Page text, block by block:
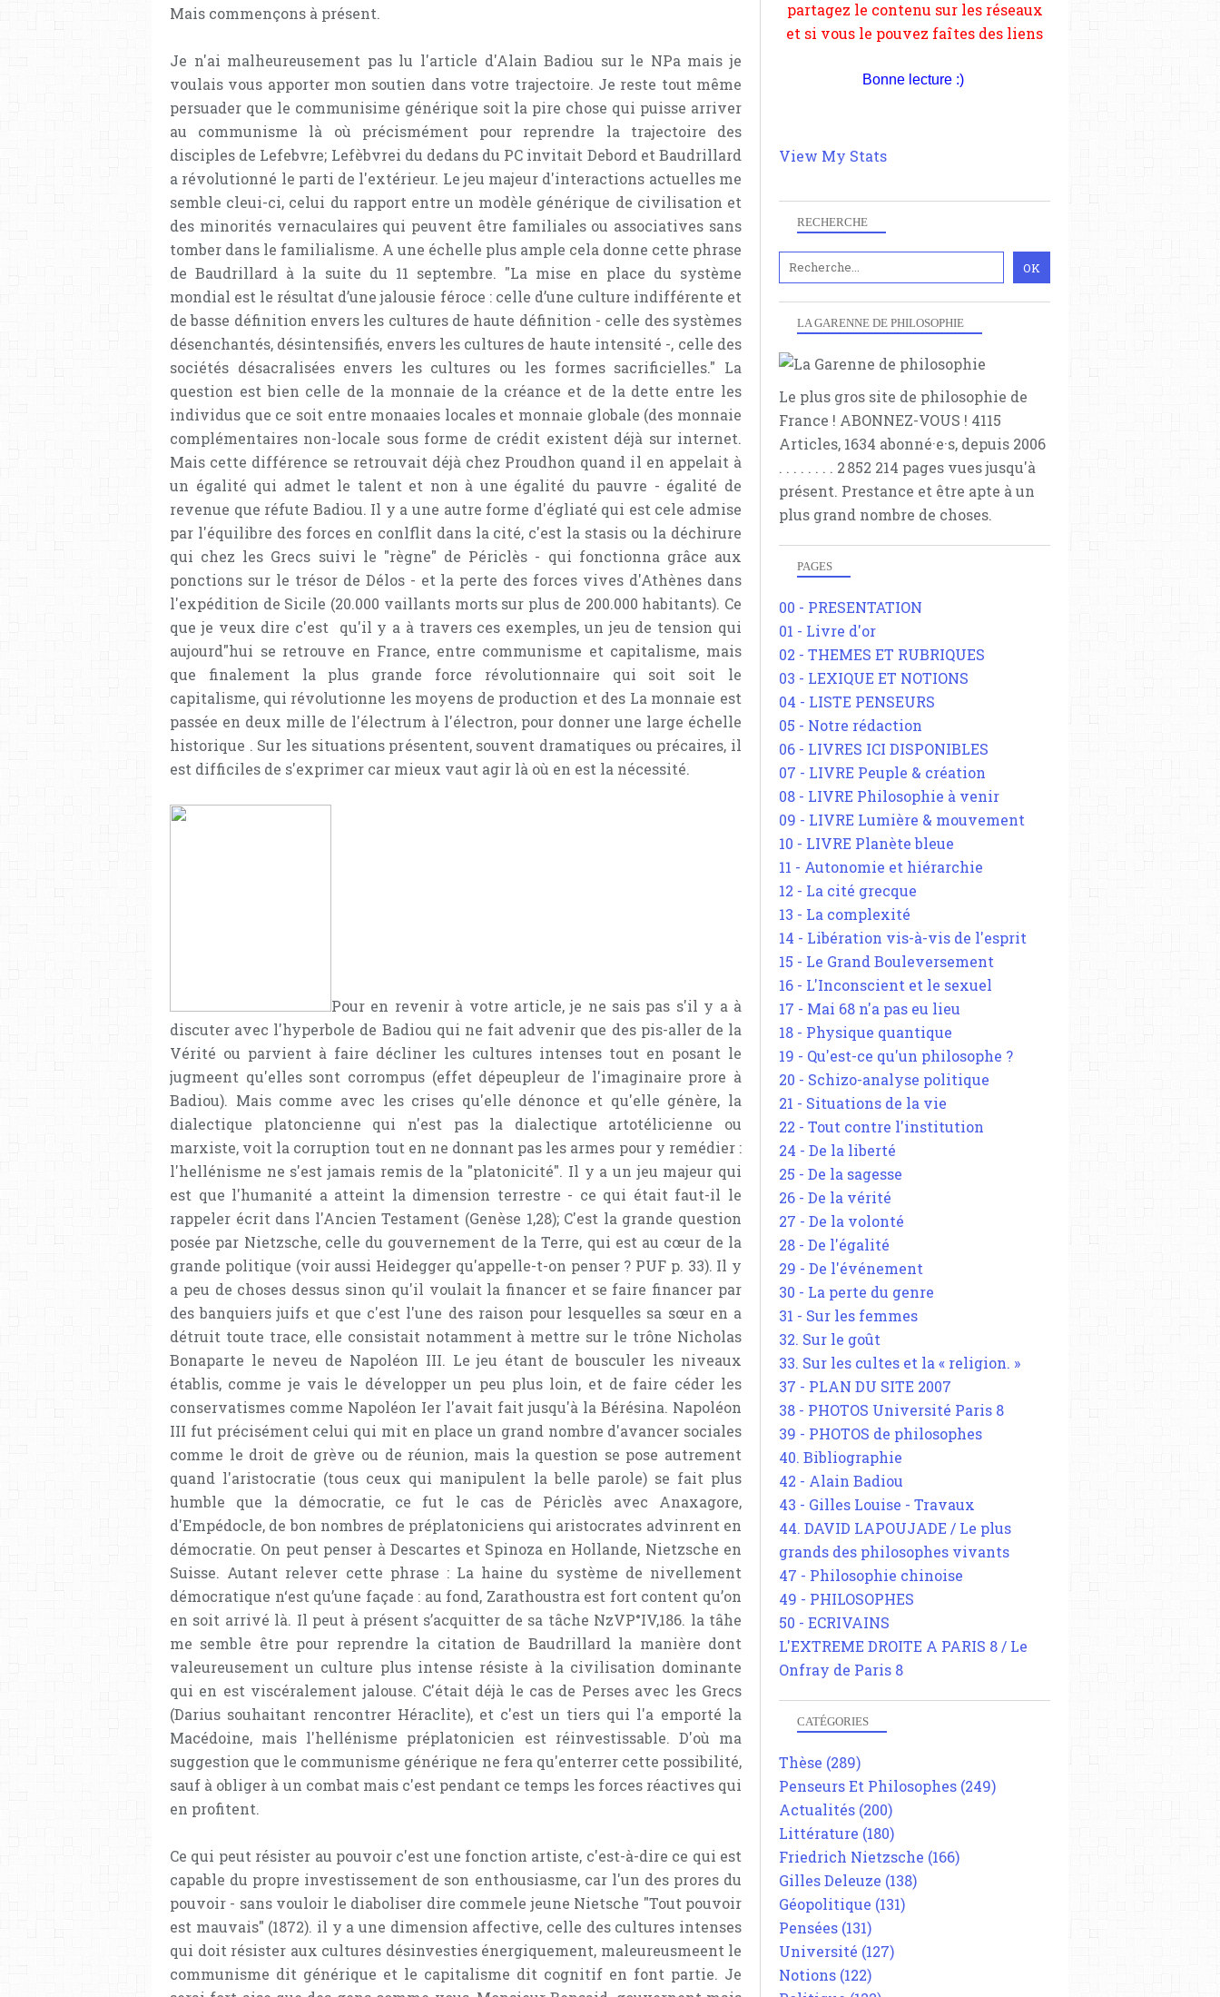
Mais commençons à présent.
Je n'ai malheureusement pas lu l'article d'Alain Badiou sur le NPa mais je
voulais vous apporter mon soutien dans votre trajectoire. Je reste tout même
persuader que le communisime générique soit la pire chose qui puisse arriver
au communisme là où précismément pour reprendre la trajectoire des
disciples de Lefebvre; Lefèbvrei du dedans du PC invitait Debord et Baudrillard
a révolutionné le parti de l'extérieur. Le jeu majeur d'interactions actuelles me
semble cleui-ci, celui du rapport entre un modèle générique de civilisation et
des minorités vernaculaires qui peuvent être familiales ou associatives sans
tomber dans le familialisme. A une échelle plus ample cela donne cette phrase
de Baudrillard à la suite du 11 septembre. "La mise en place du système
mondial est le résultat d’une jalousie féroce : celle d’une culture indifférente et
de basse définition envers les cultures de haute définition - celle des systèmes
désenchantés, désintensifiés, envers les cultures de haute intensité -, celle des
sociétés désacralisées envers les cultures ou les formes sacrificielles." La
question est bien celle de la monnaie de la créance et de la dette entre les
individus que ce soit entre monaaies locales et monnaie globale (des monnaie
complémentaires non-locale sous forme de crédit existent déjà sur internet.
Mais cette différence se retrouvait déjà chez Proudhon quand il en appelait à
un égalité qui admet le talent et non à une égalité du pauvre - égalité de
revenue que réfute Badiou. Il y a une autre forme d'égliaté qui est cele admise
par l'équilibre des forces en conlflit dans la cité, c'est la stasis ou la déchirure
qui chez les Grecs suivi le "règne" de Périclès - qui fonctionna grâce aux
ponctions sur le trésor de Délos - et la perte des forces vives d'Athènes dans
l'expédition de Sicile (20.000 vaillants morts sur plus de 200.000 habitants). Ce
que je veux dire c'est qu'il y a à travers ces exemples, un jeu de tension qui
aujourd"hui se retrouve en France, entre communisme et capitalisme, mais
que finalement la plus grande force révolutionnaire qui soit soit le
capitalisme, qui révolutionne les moyens de production et des La monnaie est
passée en deux mille de l'électrum à l'électron, pour donner une large échelle
historique . Sur les situations présentent, souvent dramatiques ou précaires, il
est difficiles de s'exprimer car mieux vaut agir là où en est la nécessité.
Pour en revenir à votre article, je ne sais pas s'il y a à
discuter avec l'hyperbole de Badiou qui ne fait advenir que des pis-aller de la
Vérité ou parvient à faire décliner les cultures intenses tout en posant le
jugmeent qu'elles sont corrompus (effet dépeupleur de l'imaginaire prore à
Badiou). Mais comme avec les crises qu'elle dénonce et qu'elle génère, la
dialectique platoncienne qui n'est pas la dialectique artotélicienne ou
marxiste, voit la corruption tout en ne donnant pas les armes pour y remédier :
l'hellénisme ne s'est jamais remis de la "platonicité". Il y a un jeu majeur qui
est que l'humanité a atteint la dimension terrestre - ce qui était faut-il le
rappeler écrit dans l'Ancien Testament (Genèse 1,28); C'est la grande question
posée par Nietzsche, celle du gouvernement de la Terre, qui est au cœur de la
grande politique (voir aussi Heidegger qu'appelle-t-on penser ? PUF p. 33). Il y
a peu de choses dessus sinon qu'il voulait la financer et se faire financer par
des banquiers juifs et que c'est l'une des raison pour lesquelles sa sœur en a
détruit toute trace, elle consistait notamment à mettre sur le trône Nicholas
Bonaparte le neveu de Napoléon III. Le jeu étant de bousculer les niveaux
établis, comme je vais le développer un peu plus loin, et de faire céder les
conservatismes comme Napoléon Ier l'avait fait jusqu'à la Bérésina. Napoléon
III fut précisément celui qui mit en place un grand nombre d'avancer sociales
comme le droit de grève ou de réunion, mais la question se pose autrement
quand l'aristocratie (tous ceux qui manipulent la belle parole) se fait plus
humble que la démocratie, ce fut le cas de Périclès avec Anaxagore,
d'Empédocle, de bon nombres de préplatoniciens qui aristocrates advinrent en
démocratie. On peut penser à Descartes et Spinoza en Hollande, Nietzsche en
Suisse. Autant relever cette phrase : La haine du système de nivellement
démocratique n‘est qu’une façade : au fond, Zarathoustra est fort content qu’on
en soit arrivé là. Il peut à présent s’acquitter de sa tâche NzVP°IV,186. la tâhe
me semble être pour reprendre la citation de Baudrillard la manière dont
valeureusement un culture plus intense résiste à la civilisation dominante
qui en est viscéralement jalouse. C'était déjà le cas de Perses avec les Grecs
(Darius souhaitant rencontrer Héraclite), et c'est un tiers qui l'a emporté la
Macédoine, mais l'hellénisme préplatonicien est réinvestissable. D'où ma
suggestion que le communisme générique ne fera qu'enterrer cette possibilité,
sauf à obliger à un combat mais c'est pendant ce temps les forces réactives qui
en profitent.
Ce qui peut résister au pouvoir c'est une fonction artiste, c'est-à-dire ce qui est
capable du propre investissement de son enthousiasme, car l'un des prores du
pouvoir - sans vouloir le diaboliser dire commele jeune Nietsche "Tout pouvoir
est mauvais" (1872). il y a une dimension affective, celle des cultures intenses
qui doit résister aux cultures désinvesties énergiquement, maleureusmeent le
communisme dit générique et le capitalisme dit cognitif en font partie. Je
RECHERCHE
LA GARENNE DE PHILOSOPHIE
Le plus gros site de philosophie de
France ! ABONNEZ-VOUS ! 4115
Articles, 1634 abonné·e·s, depuis 2006
. . . . . . . . 2 852 214 pages vues jusqu'à
présent. Prestance et être apte à un
plus grand nombre de choses.
PAGES
00 - PRESENTATION
01 - Livre d'or
02 - THEMES ET RUBRIQUES
03 - LEXIQUE ET NOTIONS
04 - LISTE PENSEURS
05 - Notre rédaction
06 - LIVRES ICI DISPONIBLES
07 - LIVRE Peuple & création
08 - LIVRE Philosophie à venir
09 - LIVRE Lumière & mouvement
10 - LIVRE Planète bleue
11 - Autonomie et hiérarchie
12 - La cité grecque
13 - La complexité
14 - Libération vis-à-vis de l'esprit
15 - Le Grand Bouleversement
16 - L'Inconscient et le sexuel
17 - Mai 68 n'a pas eu lieu
18 - Physique quantique
19 - Qu'est-ce qu'un philosophe ?
20 - Schizo-analyse politique
21 - Situations de la vie
22 - Tout contre l'institution
24 - De la liberté
25 - De la sagesse
26 - De la vérité
27 - De la volonté
28 - De l'égalité
29 - De l'événement
30 - La perte du genre
31 - Sur les femmes
32. Sur le goût
33. Sur les cultes et la « religion. »
37 - PLAN DU SITE 2007
38 - PHOTOS Université Paris 8
39 - PHOTOS de philosophes
40. Bibliographie
42 - Alain Badiou
43 - Gilles Louise - Travaux
44. DAVID LAPOUJADE / Le plus
grands des philosophes vivants
47 - Philosophie chinoise
49 - PHILOSOPHES
50 - ECRIVAINS
L'EXTREME DROITE A PARIS 8 / Le
Onfray de Paris 8
CATÉGORIES
Thèse (289)
Penseurs Et Philosophes (249)
Actualités (200)
Littérature (180)
Friedrich Nietzsche (166)
Gilles Deleuze (138)
Géopolitique (131)
Pensées (131)
Université (127)
Notions (122)
Bonne lecture :)
View My Stats